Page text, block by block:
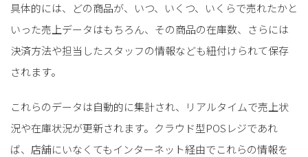
具体的には、どの商品が、いつ、いくつ、いくらで売れたかと
いった売上データはもちろん、その商品の在庫数、さらには
決済方法や担当したスタッフの情報なども紐付けられて保存
されます。
これらのデータは自動的に集計され、リアルタイムで売上状
況や在庫状況が更新されます。クラウド型POSレジであれ
ば、店舗にいなくてもインターネット経由でこれらの情報を